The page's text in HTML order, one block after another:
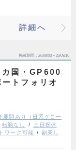
詳細へ
掲載期間 26/08/03～26/08/16
カ国・GP600
トフォリオ
展開あり（日系グロー
転勤なし
土日祝休
ワーク可能
副業し